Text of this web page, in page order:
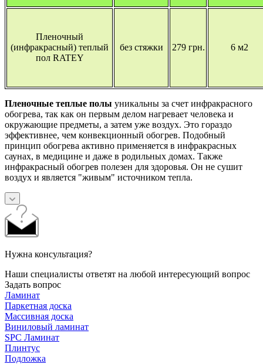
Пленочный
(инфракрасный) теплый
пол RATEY
без стяжки 279 грн. 6 м2
Пленочные теплые полы уникальны за счет инфракрасного
обогрева, так как он первым делом нагревает человека и
окружающие предметы, а затем уже воздух. Это гораздо
эффективнее, чем конвекционный обогрев. Подобный
принцип обогрева активно применяется в инфракрасных
саунах, в медицине и даже в родильных домах. Также
инфракрасный обогрев полезен для здоровья. Он не сушит
воздух и является "живым" источником тепла.
Нужна консультация?
Наши специалисты ответят на любой интересующий вопрос
Задать вопрос
Ламинат
Паркетная доска
Массивная доска
Виниловый ламинат
SPC Ламинат
Плинтус
Подложка